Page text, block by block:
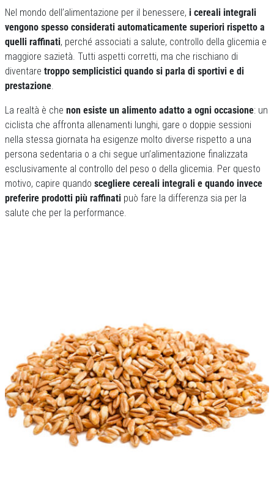
Nel mondo dell’alimentazione per il benessere, i cereali integrali
vengono spesso considerati automaticamente superiori rispetto a
quelli raffinati, perché associati a salute, controllo della glicemia e
maggiore sazietà. Tutti aspetti corretti, ma che rischiano di
diventare troppo semplicistici quando si parla di sportivi e di
prestazione.
La realtà è che non esiste un alimento adatto a ogni occasione: un
ciclista che affronta allenamenti lunghi, gare o doppie sessioni
nella stessa giornata ha esigenze molto diverse rispetto a una
persona sedentaria o a chi segue un’alimentazione finalizzata
esclusivamente al controllo del peso o della glicemia. Per questo
motivo, capire quando scegliere cereali integrali e quando invece
preferire prodotti più raffinati può fare la differenza sia per la
salute che per la performance.